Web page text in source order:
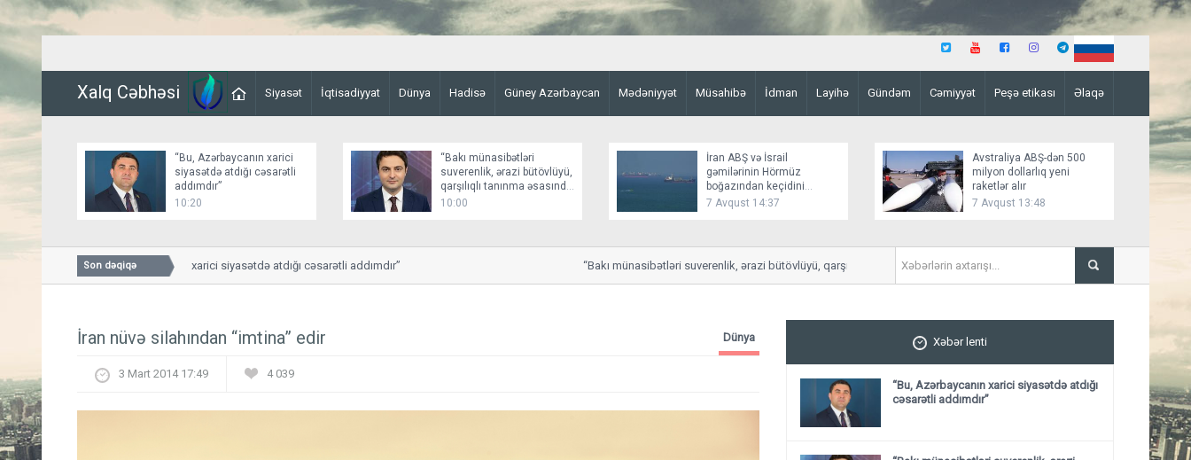
Xalq Cəbhəsi Siyasət İqtisadiyyat Dünya Hadisə Güney Azərbaycan Mədəniyyət Müsahibə İdman Layihə Gündəm Cəmiyyət Peşə etikası Əlaqə
“Bu, Azərbaycanın xarici
siyasətdə atdığı cəsarətli
addımdır”
10:20
“Bakı münasibətləri
suverenlik, ərazi bütövlüyü,
qarşılıqlı tanınma əsasında
qurur”
10:00
İran ABŞ və İsrail
gəmilərinin Hörmüz
boğazından keçidini
bağlayır
7 Avqust 14:37
Avstraliya ABŞ-dən 500
milyon dollarlıq yeni
raketlər alır
7 Avqust 13:48
Son dəqiqə
“Bu, Azərbaycanın xarici siyasətdə atdığı cəsarətli addımdır” “Bakı münasibətləri suverenlik, ərazi bütövlüyü, qarşılıqlı tanınma əsasında qurur” Əmtəə bazarlarında qızılın
İran nüvə silahından “imtina” edir Dünya
3 Mart 2014 17:49 4 039
Xəbər lenti
“Bu, Azərbaycanın xarici siyasətdə atdığı
cəsarətli addımdır”